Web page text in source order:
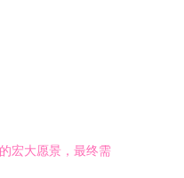
宏大愿景，最终需